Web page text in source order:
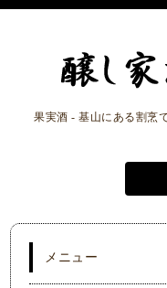
果実酒 - 基山にある割烹
メニュー